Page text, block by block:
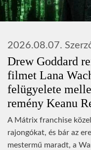
Drew Goddard
filmet Lana
felügyelete
remény Keanu
2026.08.07.
A Mátrix franchise
rajongókat, és bár az
mestermű maradt, a